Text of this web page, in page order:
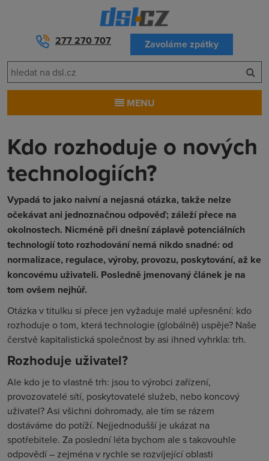
277 270 707 Zavoláme zpátky
MENU
Kdo rozhoduje o nových
technologiích?
Vypadá to jako naivní a nejasná otázka, takže nelze
očekávat ani jednoznačnou odpověď; záleží přece na
okolnostech. Nicméně při dnešní záplavě potenciálních
technologií toto rozhodování nemá nikdo snadné: od
normalizace, regulace, výroby, provozu, poskytování, až ke
koncovému uživateli. Posledně jmenovaný článek je na
tom ovšem nejhůř.
Otázka v titulku si přece jen vyžaduje malé upřesnění: kdo
rozhoduje o tom, která technologie (globálně) uspěje? Naše
čerstvě kapitalistická společnost by asi ihned vyhrkla: trh.
Rozhoduje uživatel?
Ale kdo je to vlastně trh: jsou to výrobci zařízení,
provozovatelé sítí, poskytovatelé služeb, nebo koncový
uživatel? Asi všichni dohromady, ale tím se rázem
dostáváme do potíží. Nejjednodušší je ukázat na
spotřebitele. Za poslední léta bychom ale s takovouhle
odpovědí – zejména v rychle se rozvíjející oblasti